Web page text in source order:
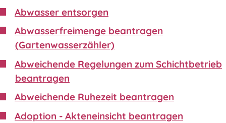
Abwasser entsorgen
Abwasserfreimenge beantragen
(Gartenwasserzähler)
Abweichende Regelungen zum Schichtbetrieb
beantragen
Abweichende Ruhezeit beantragen
Adoption - Akteneinsicht beantragen